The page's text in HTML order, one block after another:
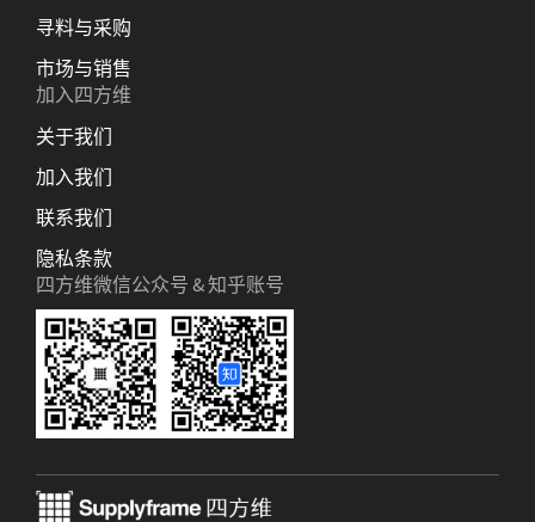
寻料与采购
市场与销售
加入四方维
关于我们
加入我们
联系我们
隐私条款
四方维微信公众号 & 知乎账号